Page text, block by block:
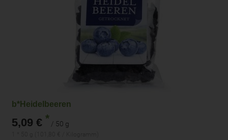
b*Heidelbeeren
5,09 € * / 50 g